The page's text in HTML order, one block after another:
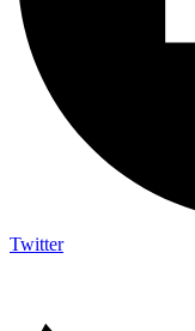
Twitter